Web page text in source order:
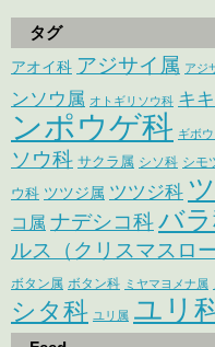
タグ
アオイ科 アジサイ属 アジ
ンソウ属 オトギリソウ科 キ
ンポウゲ科 ギボ
ソウ科 サクラ属 シソ科 シモ
ウ科 ツツジ属 ツツジ科
コ属 ナデシコ科バ
ルス（クリスマスロ
ボタン属 ボタン科 ミヤマヨメナ属
シタ科 ユリ属 ユリ